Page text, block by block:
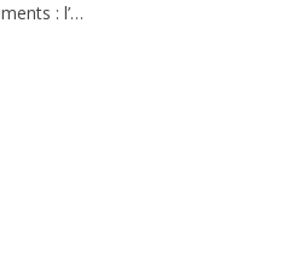
Prochains évènements : l’Amzov participe à la fête de la musique !!!